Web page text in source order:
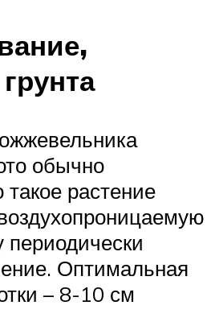
обычно
растение
периодически
Оптимальная
– 8-10 см